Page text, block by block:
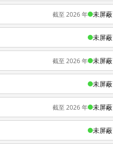
截至 2026 年 未屏蔽
未屏蔽
截至 2026 年 未屏蔽
未屏蔽
截至 2026 年 未屏蔽
未屏蔽